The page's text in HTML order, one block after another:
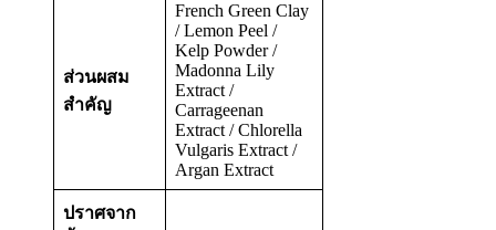
ส่วนผสม
สำคัญ
French Green Clay
/ Lemon Peel /
Kelp Powder /
Madonna Lily
Extract /
Carrageenan
Extract / Chlorella
Vulgaris Extract /
Argan Extract
ปราศจาก